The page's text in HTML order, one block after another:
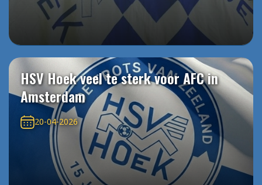
HSV Hoek veel te sterk voor AFC in
Amsterdam
20-04-2026